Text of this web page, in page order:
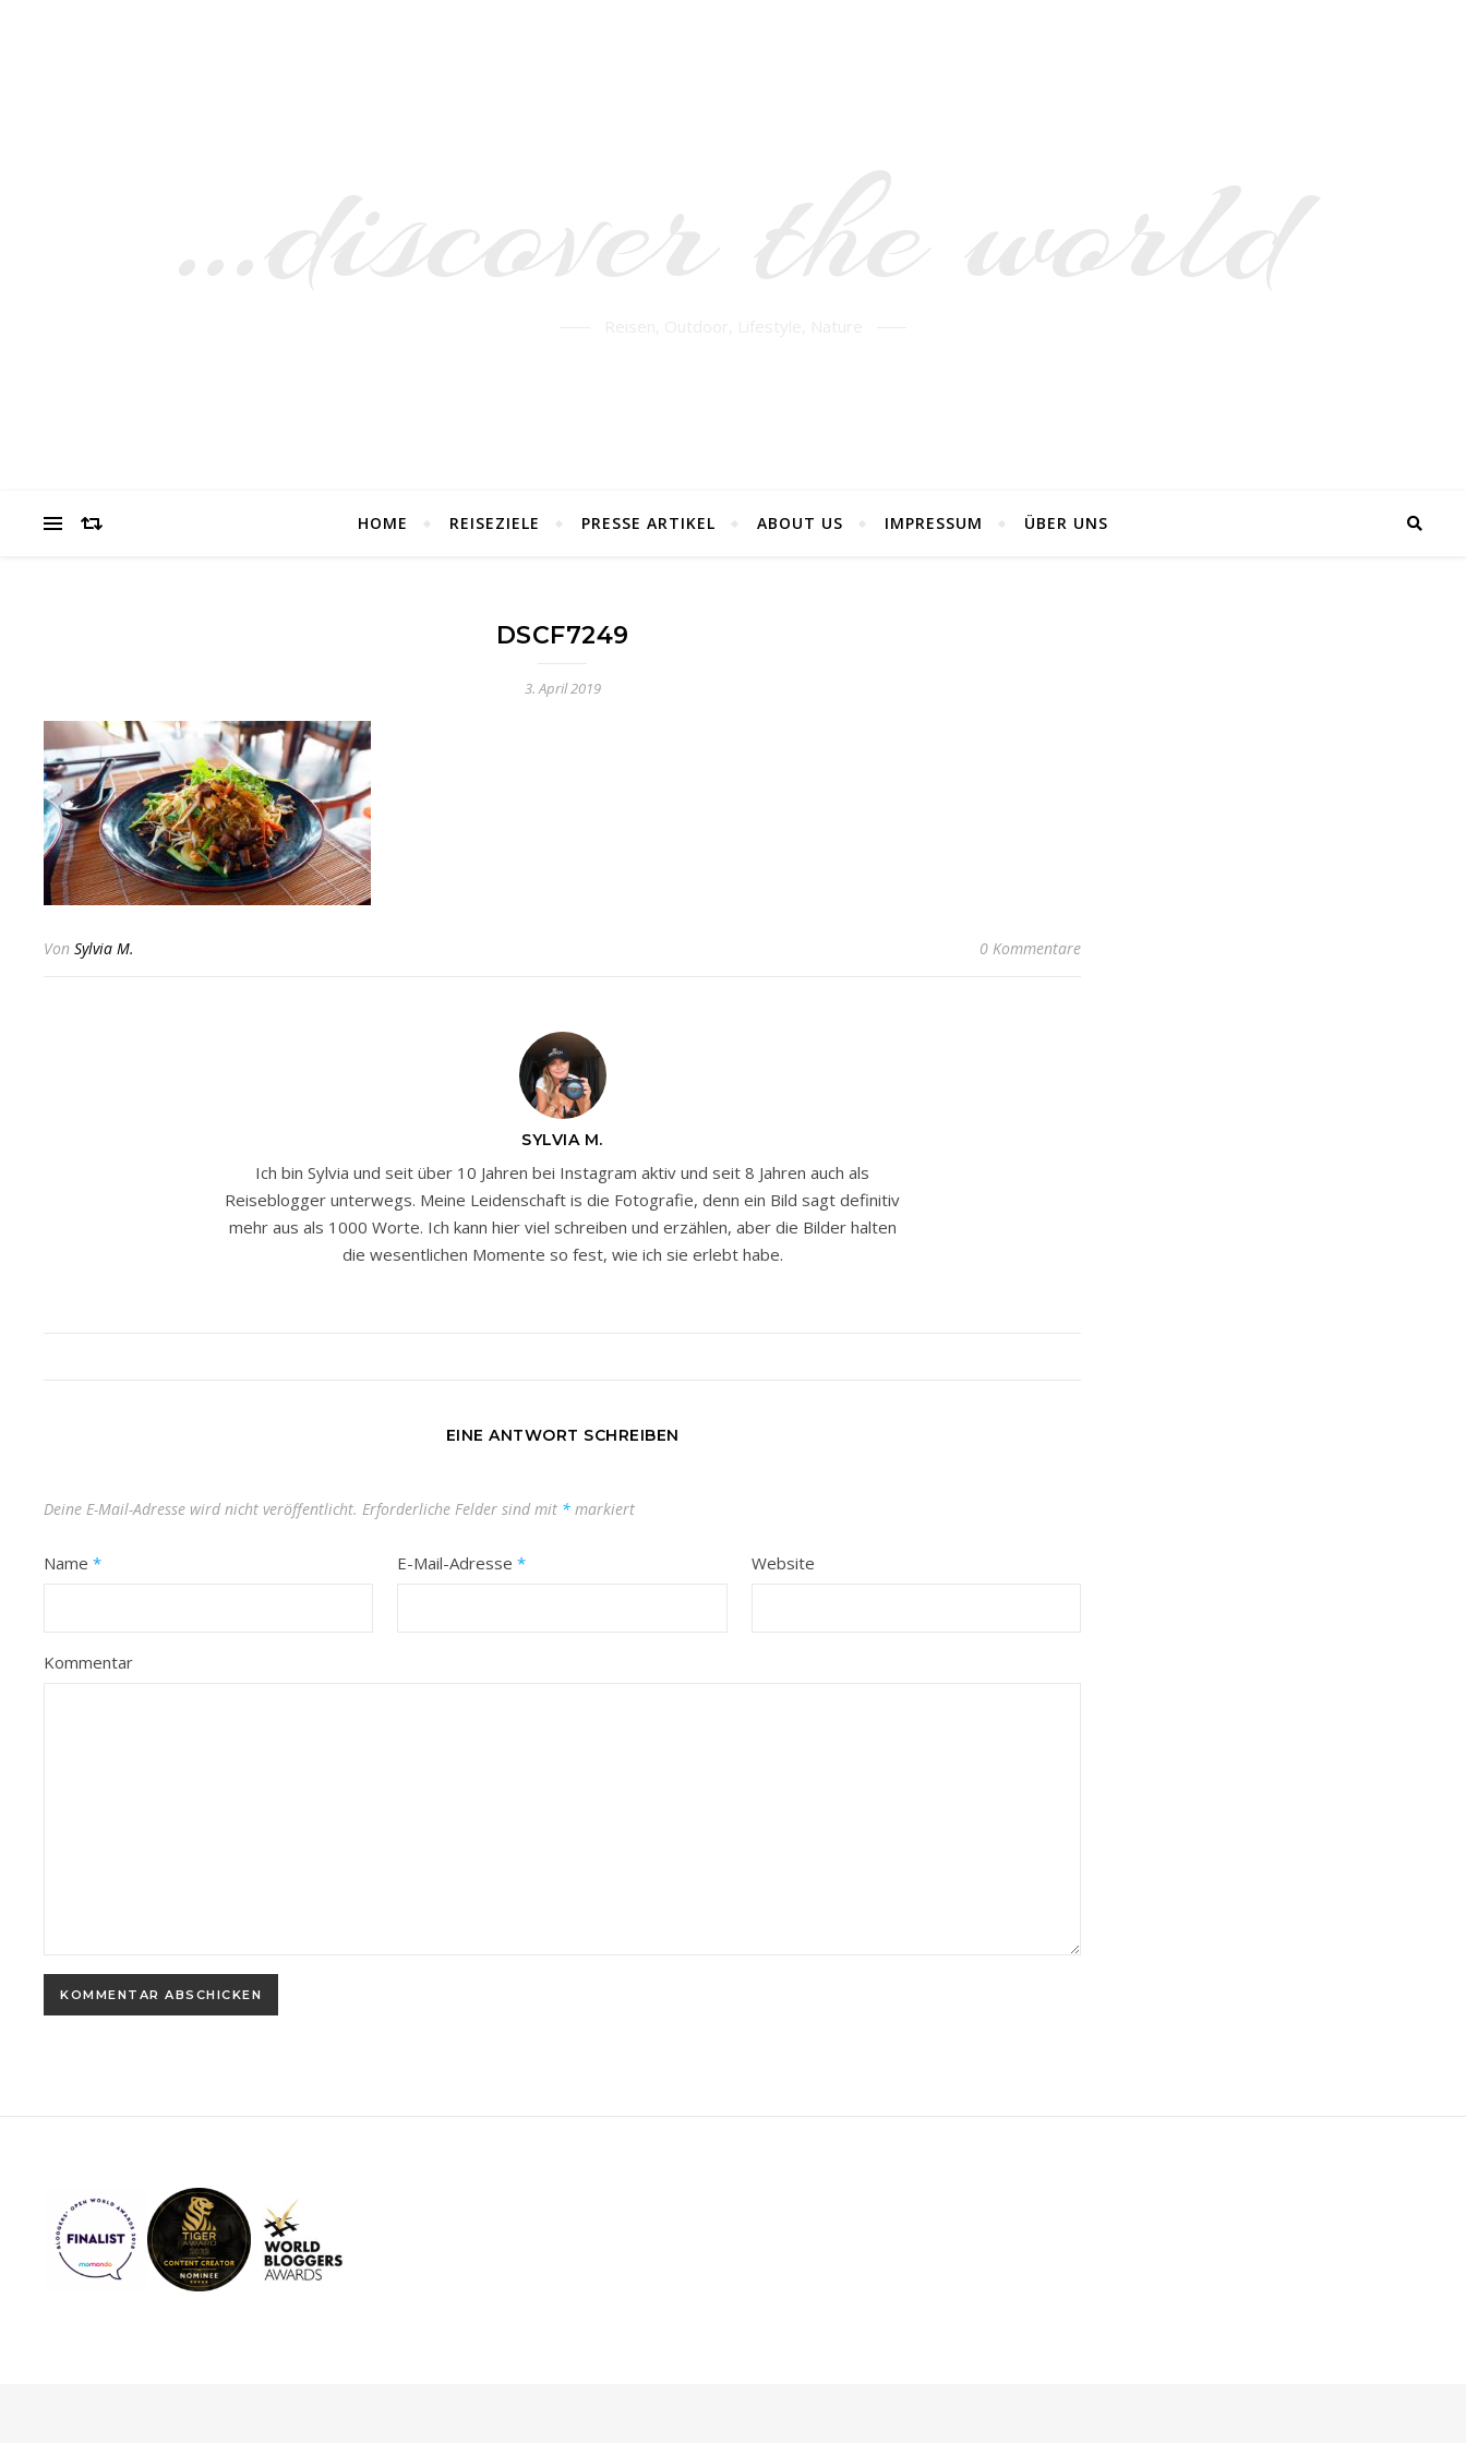
HOME REISEZIELE PRESSE ARTIKEL ABOUT US IMPRESSUM ÜBER UNS
DSCF7249
3. April 2019
Von Sylvia M. 0 Kommentare
SYLVIA M.
Ich bin Sylvia und seit über 10 Jahren bei Instagram aktiv und seit 8 Jahren auch als
Reiseblogger unterwegs. Meine Leidenschaft is die Fotografie, denn ein Bild sagt definitiv
mehr aus als 1000 Worte. Ich kann hier viel schreiben und erzählen, aber die Bilder halten
die wesentlichen Momente so fest, wie ich sie erlebt habe.
EINE ANTWORT SCHREIBEN
Deine E-Mail-Adresse wird nicht veröffentlicht. Erforderliche Felder sind mit * markiert
Name * E-Mail-Adresse* Website
Kommentar